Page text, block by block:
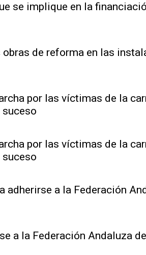
se implique en la
de reforma en las
por las víctimas de la
por las víctimas de la
adherirse a la Federación
a la Federación Andaluza de